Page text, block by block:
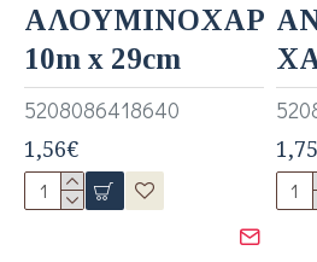
5208086418640
ΑΛΟΥΜΙΝΟΧΑΡΤΟ
10m x 29cm
1,56€